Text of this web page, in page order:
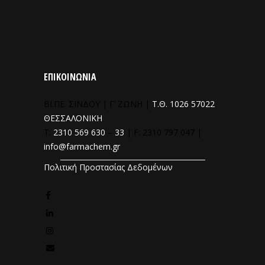
ΕΠΙΚΟΙΝΩΝΙΑ
Τ.Θ. 1026 57022
ΘΕΣΣΑΛΟΝΙΚΗ
2310 569 630 33
info@farmachem.gr
Πολιτική Προστασίας Δεδομένων